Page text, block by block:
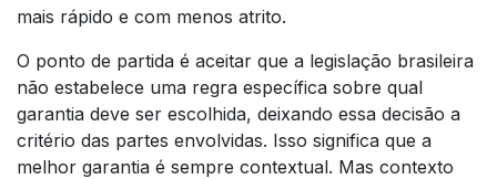
mais rápido e com menos atrito.
O ponto de partida é aceitar que a legislação brasileira
não estabelece uma regra específica sobre qual
garantia deve ser escolhida, deixando essa decisão a
critério das partes envolvidas. Isso significa que a
melhor garantia é sempre contextual. Mas contexto